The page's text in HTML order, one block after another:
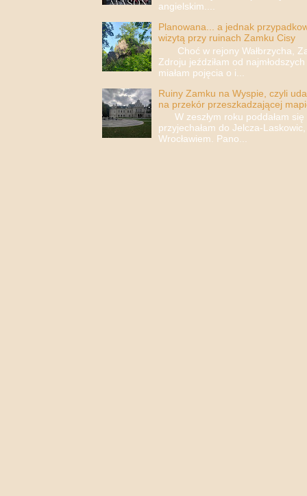
angielskim....
Planowana... a jednak
wizytą przy ruinach Zamku Cisy
Choć w rejony Wałbrzycha,
Zdroju jeździłam od
miałam pojęcia o i...
Ruiny Zamku na Wyspie, czyli
na przekór przeszkadzającej
W zeszłym roku poddałam się
przyjechałam do Jelcza-
Wrocławiem. Pano...